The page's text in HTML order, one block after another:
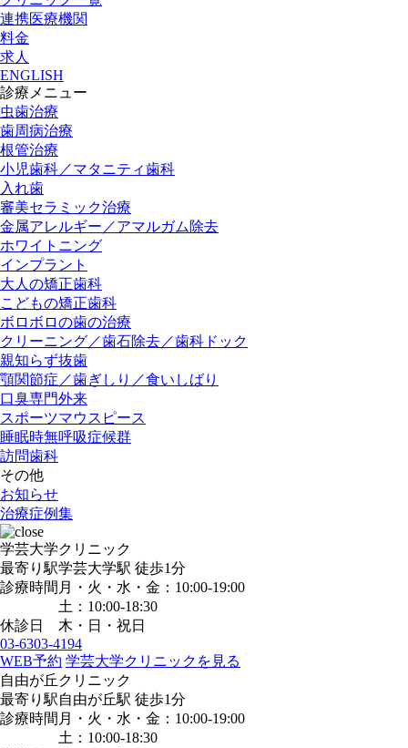
連携医療機関
料金
求人
ENGLISH
診療メニュー
虫歯治療
歯周病治療
根管治療
小児歯科／マタニティ歯科
入れ歯
審美セラミック治療
金属アレルギー／アマルガム除去
ホワイトニング
インプラント
大人の矯正歯科
こどもの矯正歯科
ボロボロの歯の治療
クリーニング／歯石除去／歯科ドック
親知らず抜歯
顎関節症／歯ぎしり／食いしばり
口臭専門外来
スポーツマウスピース
睡眠時無呼吸症候群
訪問歯科
その他
お知らせ
治療症例集
学芸大学クリニック
最寄り駅学芸大学駅 徒歩1分
診療時間 月・火・水・金：10:00-19:00
土：10:00-18:30
休診日
木・日・祝日
03-6303-4194
WEB予約 学芸大学クリニックを見る
自由が丘クリニック
最寄り駅自由が丘駅 徒歩1分
診療時間 月・火・水・金：10:00-19:00
土：10:00-18:30